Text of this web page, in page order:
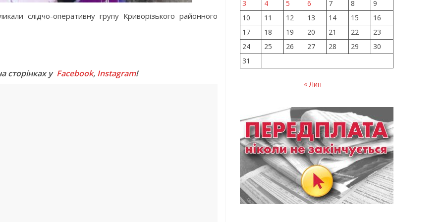
слідчо-оперативну групу Криворізького районного
сторінках у Facebook, Instagram!
3
4 5 6 7 8
9
10
11 12 13 14 15
16
17
18 19 20 21 22
23
24
25 26 27 28 29
30
31
« Лип